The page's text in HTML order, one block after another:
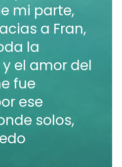
mi parte,
a Fran,
la
el amor del
fue
ese
solos,